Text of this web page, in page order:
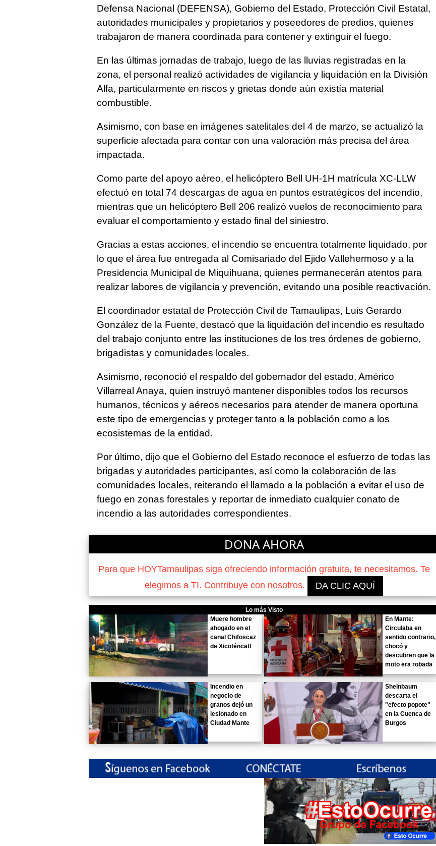
Defensa Nacional (DEFENSA), Gobierno del Estado, Protección Civil Estatal,
autoridades municipales y propietarios y poseedores de predios, quienes
trabajaron de manera coordinada para contener y extinguir el fuego.
En las últimas jornadas de trabajo, luego de las lluvias registradas en la
zona, el personal realizó actividades de vigilancia y liquidación en la División
Alfa, particularmente en riscos y grietas donde aún existía material
combustible.
Asimismo, con base en imágenes satelitales del 4 de marzo, se actualizó la
superficie afectada para contar con una valoración más precisa del área
impactada.
Como parte del apoyo aéreo, el helicóptero Bell UH-1H matrícula XC-LLW
efectuó en total 74 descargas de agua en puntos estratégicos del incendio,
mientras que un helicóptero Bell 206 realizó vuelos de reconocimiento para
evaluar el comportamiento y estado final del siniestro.
Gracias a estas acciones, el incendio se encuentra totalmente liquidado, por
lo que el área fue entregada al Comisariado del Ejido Vallehermoso y a la
Presidencia Municipal de Miquihuana, quienes permanecerán atentos para
realizar labores de vigilancia y prevención, evitando una posible reactivación.
El coordinador estatal de Protección Civil de Tamaulipas, Luis Gerardo
González de la Fuente, destacó que la liquidación del incendio es resultado
del trabajo conjunto entre las instituciones de los tres órdenes de gobierno,
brigadistas y comunidades locales.
Asimismo, reconoció el respaldo del gobernador del estado, Américo
Villarreal Anaya, quien instruyó mantener disponibles todos los recursos
humanos, técnicos y aéreos necesarios para atender de manera oportuna
este tipo de emergencias y proteger tanto a la población como a los
ecosistemas de la entidad.
Por último, dijo que el Gobierno del Estado reconoce el esfuerzo de todas las
brigadas y autoridades participantes, así como la colaboración de las
comunidades locales, reiterando el llamado a la población a evitar el uso de
fuego en zonas forestales y reportar de inmediato cualquier conato de
incendio a las autoridades correspondientes.
DONA AHORA
Para que HOYTamaulipas siga ofreciendo información gratuita, te necesitamos. Te
elegimos a TI. Contribuye con nosotros.
DA CLIC AQUÍ
Lo más Visto
Muere hombre
ahogado en el
canal Chifoscaz
de Xicoténcatl
En Mante:
Circulaba en
sentido contrario,
chocó y
descubren que la
moto era robada
Incendio en
negocio de
granos dejó un
lesionado en
Ciudad Mante
Sheinbaum
descarta el
"efecto popote"
en la Cuenca de
Burgos